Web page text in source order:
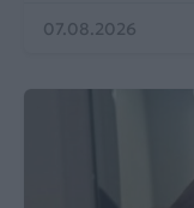
07.08.2026